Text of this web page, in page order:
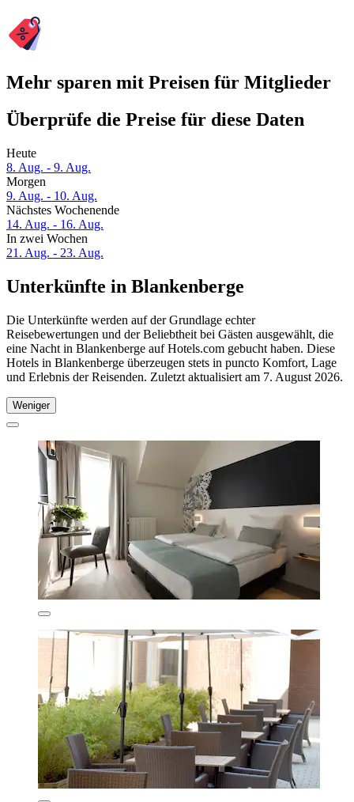
Mehr sparen mit Preisen für Mitglieder
Überprüfe die Preise für diese Daten
Heute
8. Aug. - 9. Aug.
Morgen
9. Aug. - 10. Aug.
Nächstes Wochenende
14. Aug. - 16. Aug.
In zwei Wochen
21. Aug. - 23. Aug.
Unterkünfte in Blankenberge
Die Unterkünfte werden auf der Grundlage echter
Reisebewertungen und der Beliebtheit bei Gästen ausgewählt, die
eine Nacht in Blankenberge auf Hotels.com gebucht haben. Diese
Hotels in Blankenberge überzeugen stets in puncto Komfort, Lage
und Erlebnis der Reisenden. Zuletzt aktualisiert am 7. August 2026.
Weniger